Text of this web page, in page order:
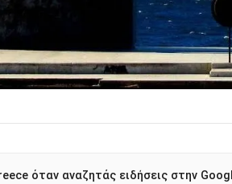
όταν αναζητάς ειδήσεις στην